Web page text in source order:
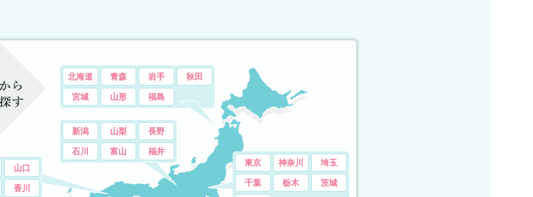
北海道 青森 岩手 秋田
宮城 山形 福島
東京 神奈川 埼玉
千葉 栃木 茨城
新潟 山梨 長野
石川 富山 福井
山口
香川